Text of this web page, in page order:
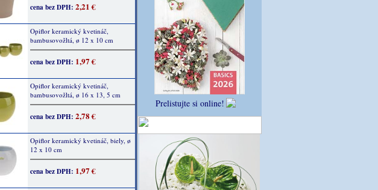
cena bez DPH: 2,21 €
Opiflor keramický kvetináč,
bambusovožltá, ø 12 x 10 cm
cena bez DPH: 1,97 €
Opiflor keramický kvetináč,
bambusovožltá, ø 16 x 13, 5 cm
cena bez DPH: 2,78 €
Opiflor keramický kvetináč, biely, ø
12 x 10 cm
cena bez DPH: 1,97 €
Prelistujte si online!